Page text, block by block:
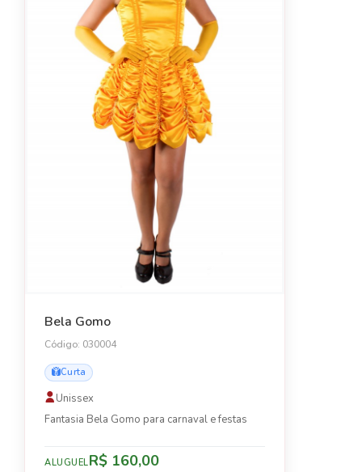
Bela Gomo
Código: 030004
Curta
Unissex
Fantasia Bela Gomo para carnaval e festas
ALUGUELR$ 160,00